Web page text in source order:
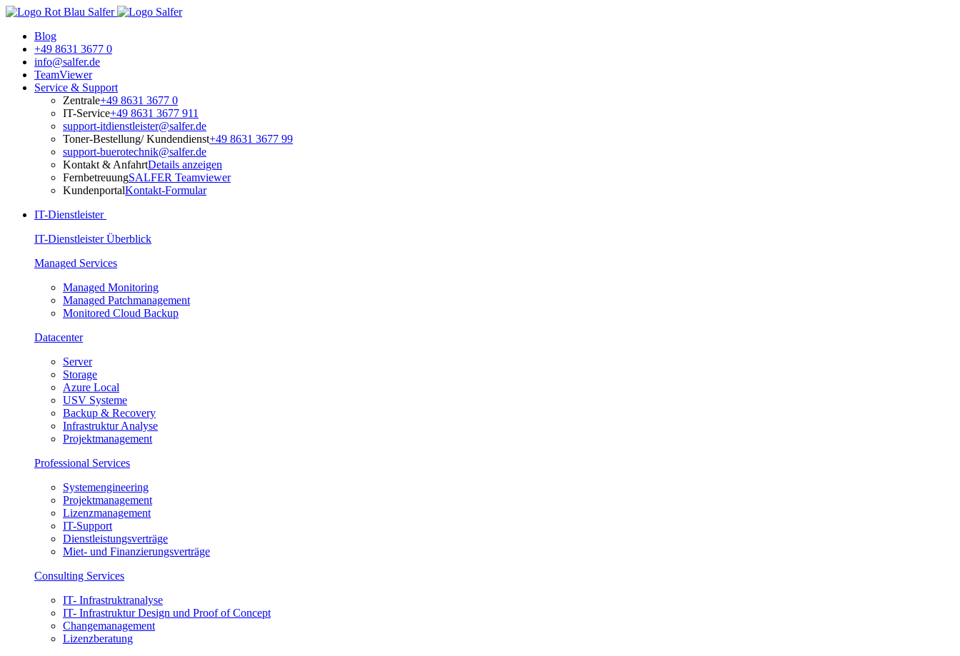
Blog
+49 8631 3677 0
info@salfer.de
TeamViewer
Service & Support
Zentrale+49 8631 3677 0
IT-Service+49 8631 3677 911
support-itdienstleister@salfer.de
Toner-Bestellung/ Kundendienst+49 8631 3677 99
support-buerotechnik@salfer.de
Kontakt & AnfahrtDetails anzeigen
FernbetreuungSALFER Teamviewer
KundenportalKontakt-Formular
IT-Dienstleister
IT-Dienstleister Überblick
Managed Services
Managed Monitoring
Managed Patchmanagement
Monitored Cloud Backup
Datacenter
Server
Storage
Azure Local
USV Systeme
Backup & Recovery
Infrastruktur Analyse
Projektmanagement
Professional Services
Systemengineering
Projektmanagement
Lizenzmanagement
IT-Support
Dienstleistungsverträge
Miet- und Finanzierungsverträge
Consulting Services
IT- Infrastruktranalyse
IT- Infrastruktur Design und Proof of Concept
Changemanagement
Lizenzberatung